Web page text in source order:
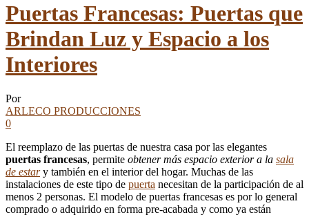
Puertas Francesas: Puertas que
Brindan Luz y Espacio a los
Interiores
Por
ARLECO PRODUCCIONES
0
El reemplazo de las puertas de nuestra casa por las elegantes
puertas francesas, permite obtener más espacio exterior a la sala
de estary también en el interior del hogar. Muchas de las
instalaciones de este tipo de puerta necesitan de la participación de al
menos 2 personas. El modelo de puertas francesas es por lo general
comprado o adquirido en forma pre-acabada y como ya están